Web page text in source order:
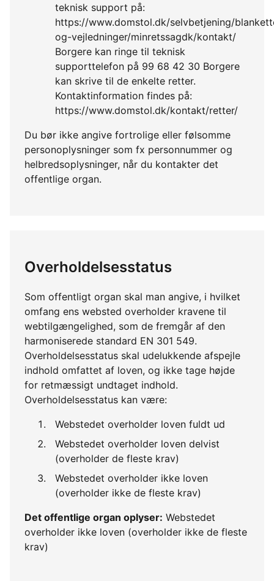
teknisk support på:
https://www.domstol.dk/selvbetjening/
og-vejledninger/minretssagdk/kontakt/
Borgere kan ringe til teknisk
supporttelefon på 99 68 42 30 Borgere
kan skrive til de enkelte retter.
Kontaktinformation findes på:
https://www.domstol.dk/kontakt/retter/
Du bør ikke angive fortrolige eller følsomme
personoplysninger som fx personnummer og
helbredsoplysninger, når du kontakter det
offentlige organ.
Overholdelsesstatus
Som offentligt organ skal man angive, i hvilket
omfang ens websted overholder kravene til
webtilgængelighed, som de fremgår af den
harmoniserede standard EN 301 549.
Overholdelsesstatus skal udelukkende afspejle
indhold omfattet af loven, og ikke tage højde
for retmæssigt undtaget indhold.
Overholdelsesstatus kan være:
Webstedet overholder loven fuldt ud
Webstedet overholder loven delvist
(overholder de fleste krav)
Webstedet overholder ikke loven
(overholder ikke de fleste krav)
Det offentlige organ oplyser: Webstedet
overholder ikke loven (overholder ikke de fleste
krav)